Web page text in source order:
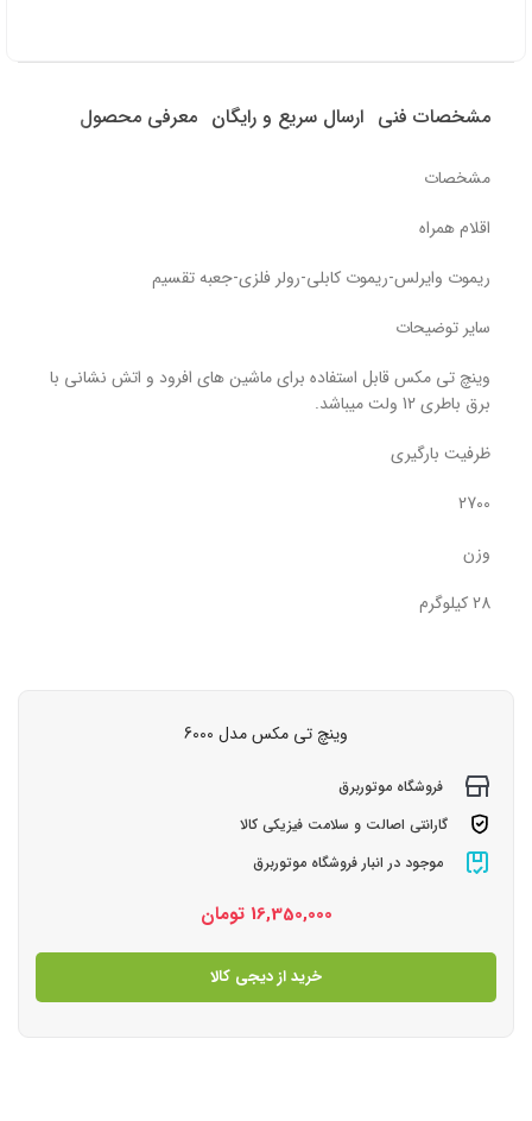
مشخصات فنی ارسال سریع و رایگان معرفی محصول
مشخصات
اقلام همراه
ریموت وایرلس-ریموت کابلی-رولر فلزی-جعبه تقسیم
سایر توضیحات
وینچ تی مکس قابل استفاده برای ماشین های افرود و اتش نشانی با
برق باطری 12 ولت میباشد.
ظرفیت بارگیری
2700
وزن
28 کیلوگرم
وینچ تی مکس مدل 6000
فروشگاه موتوربرق
گارانتی اصالت و سلامت فیزیکی کالا
موجود در انبار فروشگاه موتوربرق
16,350,000 تومان
خرید از دیجی کالا